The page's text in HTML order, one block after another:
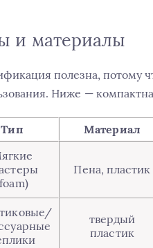
и материалы
полезна, потому
Ниже —
Тип Материал
Пена, пластик
твердый
пластик